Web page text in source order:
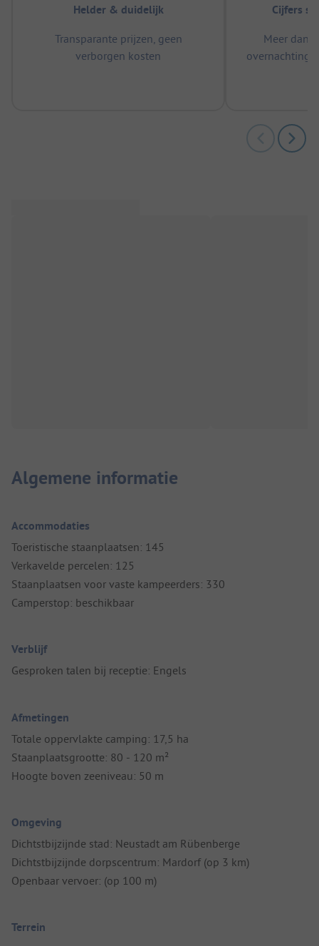
Helder & duidelijk
Transparante prijzen, geen
verborgen kosten
Cijfers
Meer dan
Algemene informatie
Accommodaties
Toeristische staanplaatsen: 145
Verkavelde percelen: 125
Staanplaatsen voor vaste kampeerders: 330
Camperstop: beschikbaar
Verblijf
Gesproken talen bij receptie: Engels
Afmetingen
Totale oppervlakte camping: 17,5 ha
Staanplaatsgrootte: 80 - 120 m²
Hoogte boven zeeniveau: 50 m
Omgeving
Dichtstbijzijnde stad: Neustadt am Rübenberge
Dichtstbijzijnde dorpscentrum: Mardorf (op 3 km)
Openbaar vervoer: (op 100 m)
Terrein